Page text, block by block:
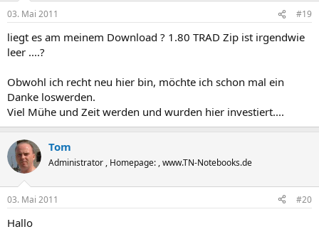
03. Mai 2011 #19
liegt es am meinem Download ? 1.80 TRAD Zip ist irgendwie
leer ....?
Obwohl ich recht neu hier bin, möchte ich schon mal ein
Danke loswerden.
Viel Mühe und Zeit werden und wurden hier investiert....
Tom
Administrator , Homepage: , www.TN-Notebooks.de
03. Mai 2011 #20
Hallo